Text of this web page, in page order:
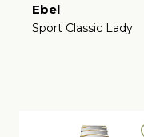
Ebel
Sport Classic Lady